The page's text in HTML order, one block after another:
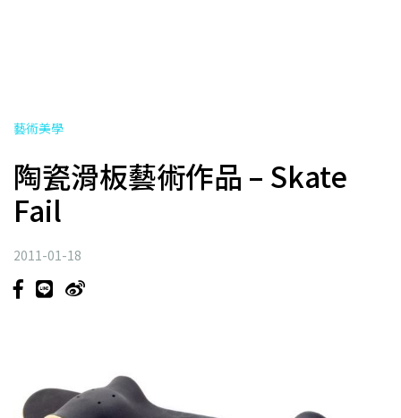
藝術美學
陶瓷滑板藝術作品 – Skate
Fail
2011-01-18